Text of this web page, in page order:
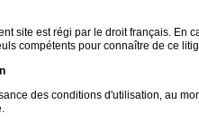
site est régi par le droit français. En
compétents pour connaître de ce
des conditions d'utilisation, au